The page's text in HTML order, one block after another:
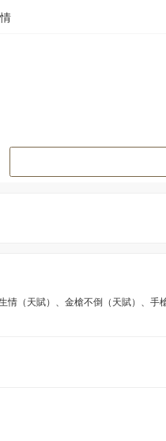
情（天賦）、金槍不倒（天賦）、手